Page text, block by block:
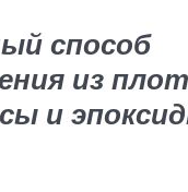
способ
из
и